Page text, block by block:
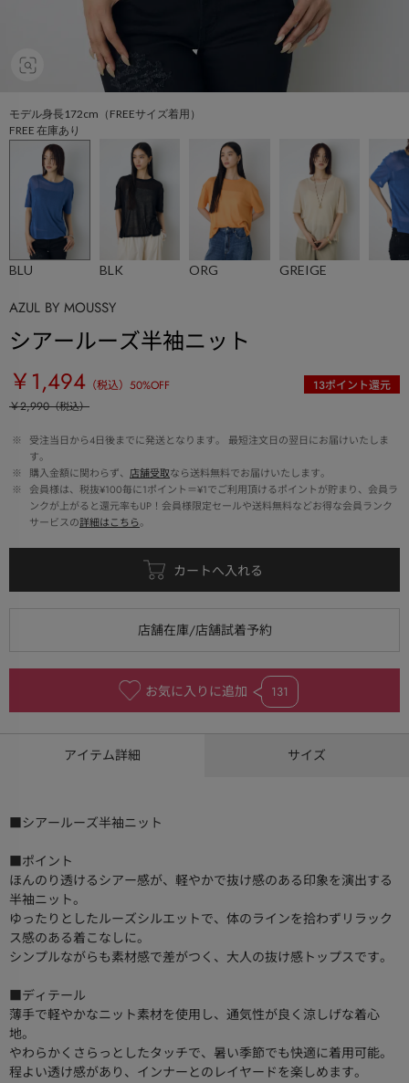
モデル身長172cm（FREEサイズ着用）
FREE 在庫あり
BLU BLK ORG GREIGE
AZUL BY MOUSSY
シアールーズ半袖ニット
￥1,494 （税込） 50%OFF 13ポイント還元
￥2,990（税込）
※
受注当日から4日後までに発送となります。 最短注文日の翌日にお届けいたしま
す。
※
購入金額に関わらず、 店舗受取なら送料無料でお届けいたします。
※
会員様は、税抜¥100毎に1ポイント＝¥1でご利用頂けるポイントが貯まり、会員ラ
ンクが上がると還元率もUP！会員様限定セールや送料無料などお得な会員ランク
サービスの詳細はこちら。
お気に入りに追加 131
アイテム詳細 サイズ
■シアールーズ半袖ニット
■ポイント
ほんのり透けるシアー感が、軽やかで抜け感のある印象を演出する
半袖ニット。
ゆったりとしたルーズシルエットで、体のラインを拾わずリラック
ス感のある着こなしに。
シンプルながらも素材感で差がつく、大人の抜け感トップスです。
■ディテール
薄手で軽やかなニット素材を使用し、通気性が良く涼しげな着心
地。
やわらかくさらっとしたタッチで、暑い季節でも快適に着用可能。
程よい透け感があり、インナーとのレイヤードを楽しめます。